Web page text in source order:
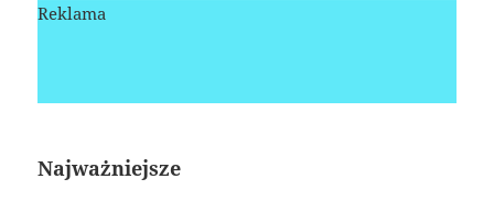
Reklama
Najważniejsze